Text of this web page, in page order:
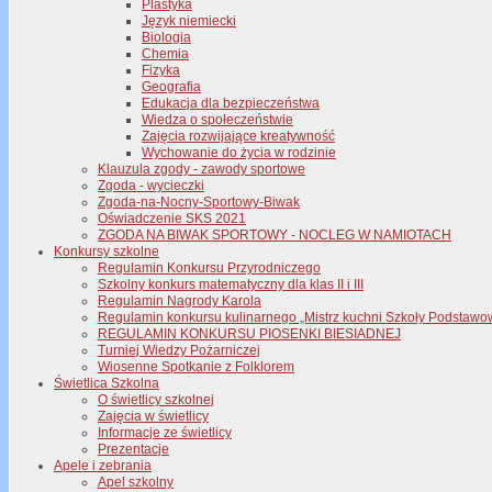
Plastyka
Język niemiecki
Biologia
Chemia
Fizyka
Geografia
Edukacja dla bezpieczeństwa
Wiedza o społeczeństwie
Zajęcia rozwijające kreatywność
Wychowanie do życia w rodzinie
Klauzula zgody - zawody sportowe
Zgoda - wycieczki
Zgoda-na-Nocny-Sportowy-Biwak
Oświadczenie SKS 2021
ZGODA NA BIWAK SPORTOWY - NOCLEG W NAMIOTACH
Konkursy szkolne
Regulamin Konkursu Przyrodniczego
Szkolny konkurs matematyczny dla klas II i III
Regulamin Nagrody Karola
Regulamin konkursu kulinarnego „Mistrz kuchni Szkoły
REGULAMIN KONKURSU PIOSENKI BIESIADNEJ
Turniej Wiedzy Pożarniczej
Wiosenne Spotkanie z Folklorem
Świetlica Szkolna
O świetlicy szkolnej
Zajęcia w świetlicy
Informacje ze świetlicy
Prezentacje
Apele i zebrania
Apel szkolny